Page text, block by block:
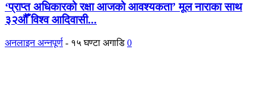
‘प्राप्त अधिकारको रक्षा आजको आवश्यकता’ मूल नाराका साथ
३२औँ विश्व आदिवासी...
अनलाइन अन्नपूर्ण - १५ घण्टा अगाडि 0